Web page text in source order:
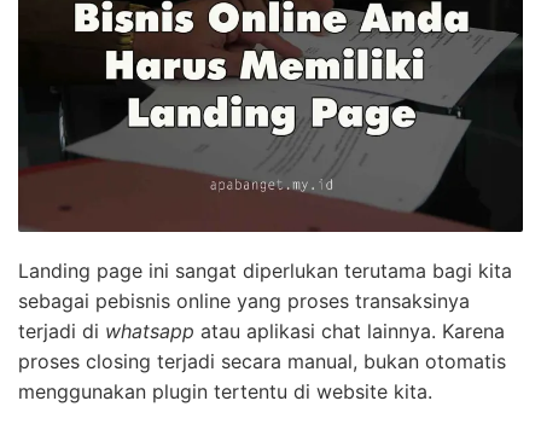
Landing page ini sangat diperlukan terutama bagi kita
sebagai pebisnis online yang proses transaksinya
terjadi di whatsapp atau aplikasi chat lainnya. Karena
proses closing terjadi secara manual, bukan otomatis
menggunakan plugin tertentu di website kita.